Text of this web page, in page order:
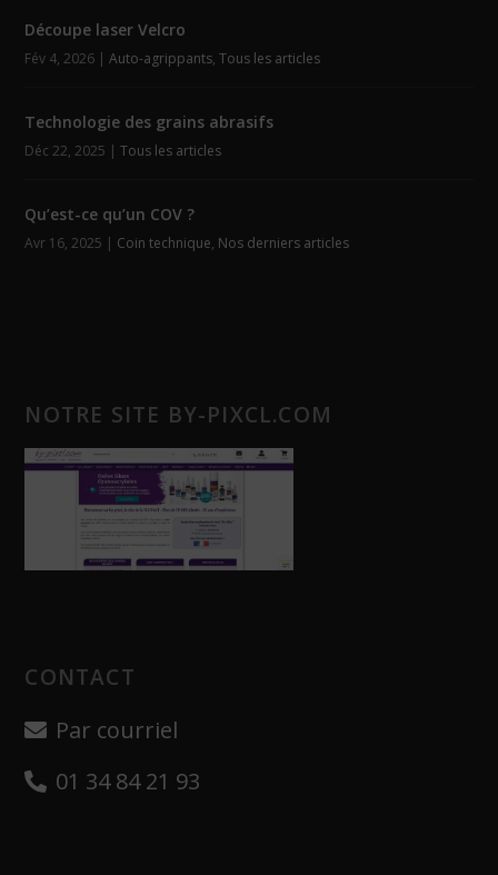
Découpe laser Velcro
Fév 4, 2026 |Auto-agrippants,Tous les articles
Technologie des grains abrasifs
Déc 22, 2025 |Tous les articles
Qu’est-ce qu’un COV ?
Avr 16, 2025 | Coin technique, Nos derniers articles
NOTRE SITE BY-PIXCL.COM
CONTACT
Par courriel
01 34 84 21 93